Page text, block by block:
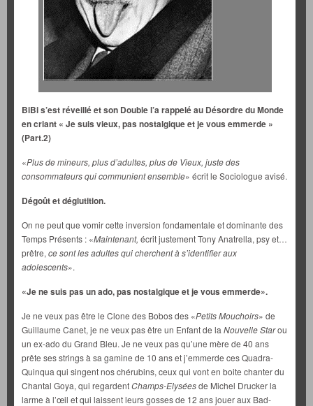
BiBi s’est réveillé et son Double l’a rappelé au Désordre du Monde
en criant « Je suis vieux, pas nostalgique et je vous emmerde »
(Part.2)
«Plus de mineurs, plus d’adultes, plus de Vieux, juste des
consommateurs qui communient ensemble» écrit le Sociologue avisé.
Dégoût et déglutition.
On ne peut que vomir cette inversion fondamentale et dominante des
Temps Présents : «Maintenant, écrit justement Tony Anatrella, psy et…
prêtre, ce sont les adultes qui cherchent à s’identifier aux
adolescents».
«Je ne suis pas un ado, pas nostalgique et je vous emmerde».
Je ne veux pas être le Clone des Bobos des «Petits Mouchoirs» de
Guillaume Canet, je ne veux pas être un Enfant de la Nouvelle Starou
un ex-ado du Grand Bleu. Je ne veux pas qu’une mère de 40 ans
prête ses strings à sa gamine de 10 ans et j’emmerde ces Quadra-
Quinqua qui singent nos chérubins, ceux qui vont en boite chanter du
Chantal Goya, qui regardentChamps-Elyséesde Michel Drucker la
larme à l’œil et qui laissent leurs gosses de 12 ans jouer aux Bad-